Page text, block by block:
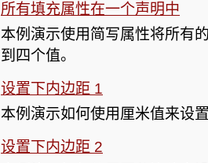
所有填充属性在一个声明中
本例演示使用简写属性将所有
到四个值。
设置下内边距 1
本例演示如何使用厘米值来设
设置下内边距 2